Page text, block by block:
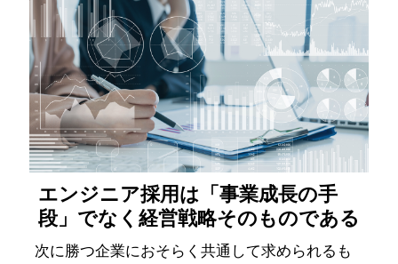
エンジニア採用は「事業成長の手
段」でなく経営戦略そのものである
次に勝つ企業におそらく共通して求められるも